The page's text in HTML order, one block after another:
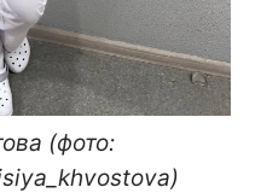
(фото: